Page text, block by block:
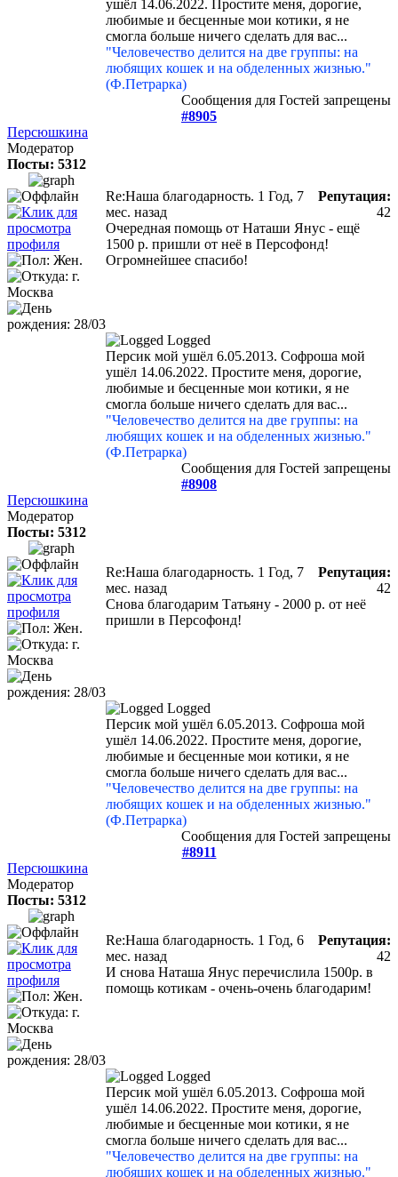
ушёл 14.06.2022. Простите меня, дорогие,
любимые и бесценные мои котики, я не
смогла больше ничего сделать для вас...
"Человечество делится на две группы: на
любящих кошек и на обделенных жизнью."
(Ф.Петрарка)
Сообщения для Гостей запрещены
#8905
Персюшкина
Модератор
Посты: 5312
Re:Наша благодарность. 1 Год, 7
мес. назад
Репутация:
42
Очередная помощь от Наташи Янус - ещё
1500 р. пришли от неё в Персофонд!
Огромнейшее спасибо!
Logged
Персик мой ушёл 6.05.2013. Софроша мой
ушёл 14.06.2022. Простите меня, дорогие,
любимые и бесценные мои котики, я не
смогла больше ничего сделать для вас...
"Человечество делится на две группы: на
любящих кошек и на обделенных жизнью."
(Ф.Петрарка)
Сообщения для Гостей запрещены
#8908
Персюшкина
Модератор
Посты: 5312
Re:Наша благодарность. 1 Год, 7
мес. назад
Репутация:
42
Снова благодарим Татьяну - 2000 р. от неё
пришли в Персофонд!
Logged
Персик мой ушёл 6.05.2013. Софроша мой
ушёл 14.06.2022. Простите меня, дорогие,
любимые и бесценные мои котики, я не
смогла больше ничего сделать для вас...
"Человечество делится на две группы: на
любящих кошек и на обделенных жизнью."
(Ф.Петрарка)
Сообщения для Гостей запрещены
#8911
Персюшкина
Модератор
Посты: 5312
Re:Наша благодарность. 1 Год, 6
мес. назад
Репутация:
42
И снова Наташа Янус перечислила 1500р. в
помощь котикам - очень-очень благодарим!
Logged
Персик мой ушёл 6.05.2013. Софроша мой
ушёл 14.06.2022. Простите меня, дорогие,
любимые и бесценные мои котики, я не
смогла больше ничего сделать для вас...
"Человечество делится на две группы: на
любящих кошек и на обделенных жизнью."